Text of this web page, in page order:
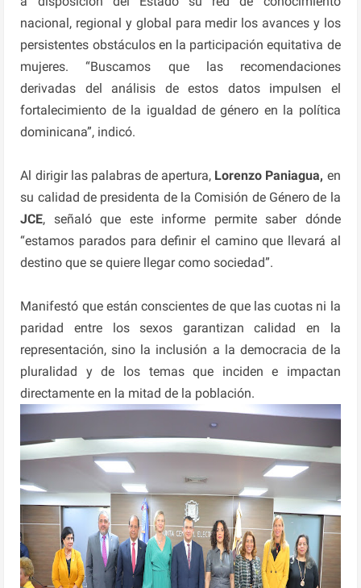
nacional, regional y global para medir los avances y los
persistentes obstáculos en la participación equitativa de
mujeres. “Buscamos que las recomendaciones
derivadas del análisis de estos datos impulsen el
fortalecimiento de la igualdad de género en la política
dominicana”, indicó.
Al dirigir las palabras de apertura, Lorenzo Paniagua, en
su calidad de presidenta de la Comisión de Género de la
JCE, señaló que este informe permite saber dónde
“estamos parados para definir el camino que llevará al
destino que se quiere llegar como sociedad”.
Manifestó que están conscientes de que las cuotas ni la
paridad entre los sexos garantizan calidad en la
representación, sino la inclusión a la democracia de la
pluralidad y de los temas que inciden e impactan
directamente en la mitad de la población.